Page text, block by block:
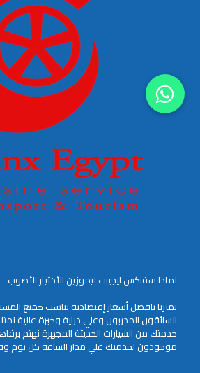
لماذا سفنكس ايجيبت ليموزين الأختيار الأصوب
تميزنا بافضل أسعار إقتصادية تناسب جميع
السائقون المدربون وعلي دراية وخبرة عالية
خدمتك من السيارات الحديثة المجهزة نهتم
موجودون لخدمتك علي مدار الساعة كل يوم